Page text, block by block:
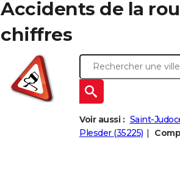
Accidents de la
chiffres
Voir aussi : Saint-
Plesder (35225)